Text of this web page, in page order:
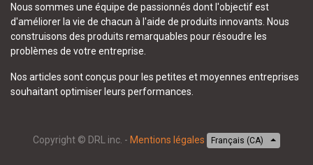
Nous sommes une équipe de passionnés dont l'objectif est
d'améliorer la vie de chacun à l'aide de produits innovants. Nous
construisons des produits remarquables pour résoudre les
problèmes de votre entreprise.
Nos articles sont conçus pour les petites et moyennes entreprises
souhaitant optimiser leurs performances.
Copyright © DRL inc. - Mentions légales Français (CA)